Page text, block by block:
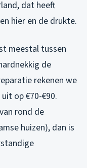
dat heeft
hier en de drukte.
meestal tussen
de
rekenen we
op €70-€90.
rond de
huizen), dan is